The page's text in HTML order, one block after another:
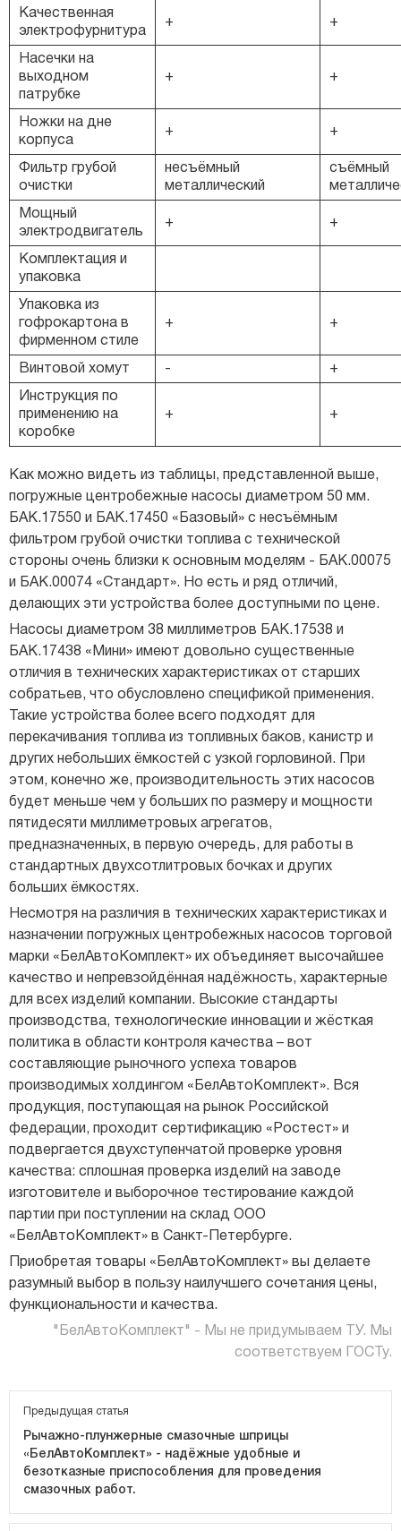
Качественная
электрофурнитура
+ +
Насечки на
выходном
патрубке
+ +
Ножки на дне
корпуса
+ +
Фильтр грубой
очистки
несъёмный
металлический
съёмный
Мощный
электродвигатель
+ +
Комплектация и
упаковка
Упаковка из
гофрокартона в
фирменном стиле
+ +
Винтовой хомут - +
Инструкция по
применению на
коробке
+ +
Как можно видеть из таблицы, представленной выше,
погружные центробежные насосы диаметром 50 мм.
БAK.17550 и БAK.17450 «Базовый» с несъёмным
фильтром грубой очистки топлива с технической
стороны очень близки к основным моделям - БAK.00075
и БAK.00074 «Стандарт». Но есть и ряд отличий,
делающих эти устройства более доступными по цене.
Насосы диаметром 38 миллиметров БAK.17538 и
БAK.17438 «Мини» имеют довольно существенные
отличия в технических характеристиках от старших
собратьев, что обусловлено спецификой применения.
Такие устройства более всего подходят для
перекачивания топлива из топливных баков, канистр и
других небольших ёмкостей с узкой горловиной. При
этом, конечно же, производительность этих насосов
будет меньше чем у больших по размеру и мощности
пятидесяти миллиметровых агрегатов,
предназначенных, в первую очередь, для работы в
стандартных двухсотлитровых бочках и других
больших ёмкостях.
Несмотря на различия в технических характеристиках и
назначении погружных центробежных насосов торговой
марки «БелАвтоКомплект» их объединяет высочайшее
качество и непревзойдённая надёжность, характерные
для всех изделий компании. Высокие стандарты
производства, технологические инновации и жёсткая
политика в области контроля качества – вот
составляющие рыночного успеха товаров
производимых холдингом «БелАвтоКомплект». Вся
продукция, поступающая на рынок Российской
федерации, проходит сертификацию «Ростест» и
подвергается двухступенчатой проверке уровня
качества: сплошная проверка изделий на заводе
изготовителе и выборочное тестирование каждой
партии при поступлении на склад ООО
«БелАвтоКомплект» в Санкт-Петербурге.
Приобретая товары «БелАвтоКомплект» вы делаете
разумный выбор в пользу наилучшего сочетания цены,
функциональности и качества.
"БелАвтоКомплект" - Мы не придумываем ТУ. Мы
соответствуем ГОСТу.
Предыдущая статья
Рычажно-плунжерные смазочные шприцы
«БелАвтоКомплект» - надёжные удобные и
безотказные приспособления для проведения
смазочных работ.